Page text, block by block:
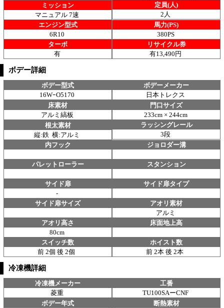
ミッション
マニュアル 7速
定員(人)
2人
エンジン型式
6R10
馬力(PS)
380PS
ターボ
有
リサイクル券
有13,490円
ボデー詳細
ボデー型式
16WｰO5170
ボデーメーカー
日本トレクス
床素材
アルミ縞板
門口サイズ
233cm × 244cm
根太素材
縦:鉄 横:アルミ
ラッシングレール
3段
内フック
ジョロダー溝
パレットローラー スタンション
サイド扉
-
サイド扉タイプ
サイド扉サイズ
アオリ素材
アルミ
アオリ高さ
80cm
床面地上高
スイッチ数
前 2個 後 2個
ホイスト数
前 2本 後 2本
冷凍機詳細
冷凍機メーカー
菱重
工番
TU100SAーCNF
ボデー年式
断熱素材